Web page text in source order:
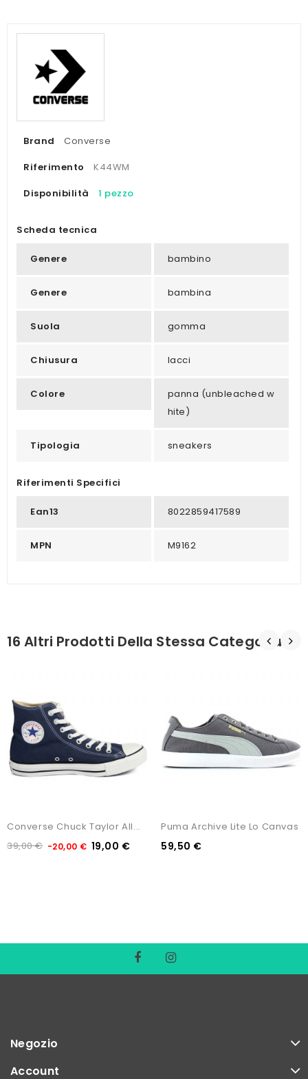
Brand
Converse
Riferimento
K44WM
Disponibilità
1 pezzo
Scheda tecnica
Genere bambino
Genere bambina
Suola gomma
Chiusura lacci
Colore
panna (unbleached w
hite)
Tipologia sneakers
Riferimenti Specifici
Ean13 8022859417589
MPN M9162
16 Altri Prodotti Della Stessa Categoria:
Converse Chuck Taylor All...
39,00 € -20,00 € 19,00 €
Puma Archive Lite Lo Canvas
59,50 €
Negozio
Account